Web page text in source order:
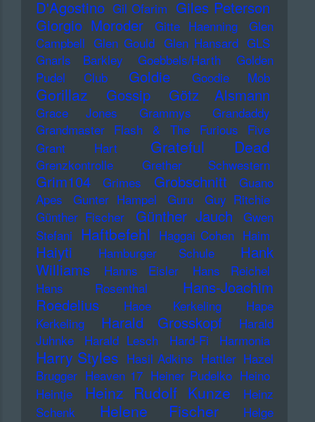
D'Agostino Gil Ofarim Giles Peterson
Giorgio Moroder
Gitte Haenning
Glen
Campbell Glen Gould Glen Hansard GLS
Gnarls Barkley
Goebbels/Harth
Golden
Pudel Club
Goldie Goodie Mob
Gorillaz Gossip Götz Alsmann
Grace Jones Grammys
Grandaddy
Grandmaster Flash & The Furious Five
Grant Hart
Grateful Dead
Grenzkontrolle Grether Schwestern
Grim104 Grimes Grobschnitt
Guano
Apes
Gunter Hampel Guru
Guy Ritchie
Günther Fischer
Günther Jauch
Gwen
Stefani Haftbefehl Haggai Cohen Haim
Haiyti Hamburger Schule
Hank
Williams
Hanns Eisler
Hans Reichel
Hans Rosenthal
Hans-Joachim
Roedelius
Haoe Kerkeling
Hape
Kerkeling
Harald Grosskopf
Harald
Juhnke
Harald Lesch Hard-Fi Harmonia
Harry Styles Hasil Adkins Hattler Hazel
Brugger Heaven 17 Heiner Pudelko Heino
Heintje
Heinz Rudolf Kunze
Heinz
Schenk
Helene Fischer
Helge